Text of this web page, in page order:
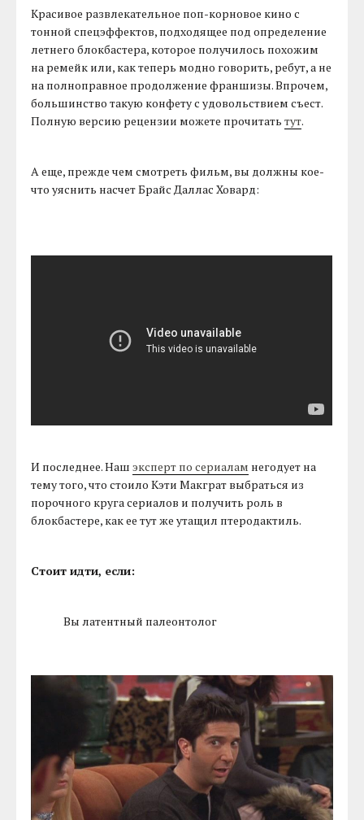
Красивое развлекательное поп-корновое кино с
тонной спецэффектов, подходящее под определение
летнего блокбастера, которое получилось похожим
на ремейк или, как теперь модно говорить, ребут, а не
на полноправное продолжение франшизы. Впрочем,
большинство такую конфету с удовольствием съест.
Полную версию рецензии можете прочитатьтут.
А еще, прежде чем смотреть фильм, вы должны кое-
что уяснить насчет Брайс Даллас Ховард:
И последнее. Нашэксперт по сериалам негодует на
тему того, что стоило Кэти Макграт выбраться из
порочного круга сериалов и получить роль в
блокбастере, как ее тут же утащил птеродактиль.
Стоит идти, если:
Вы латентный палеонтолог